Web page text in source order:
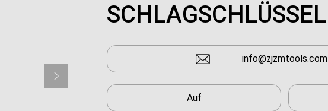
SCHLAGSCHLÜSSEL
info@zjzmtools.com
Auf